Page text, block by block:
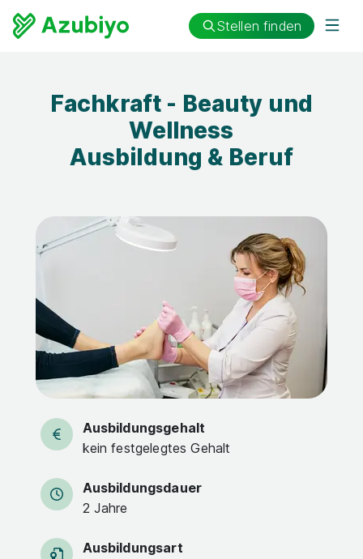
Stellen finden
Fachkraft - Beauty und
Wellness
Ausbildung & Beruf
Ausbildungsgehalt
kein festgelegtes Gehalt
Ausbildungsdauer
2 Jahre
Ausbildungsart